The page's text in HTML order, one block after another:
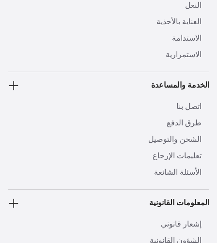
النعل
العناية بالأحذية
الاستدامة
الاستمرارية
الخدمة والمساعدة
اتصل بنا
طرق الدفع
الشحن والتوصيل
تعليمات الإرجاع
الأسئلة الشائعة
المعلومات القانونية
إشعار قانوني
الشؤون القانونية